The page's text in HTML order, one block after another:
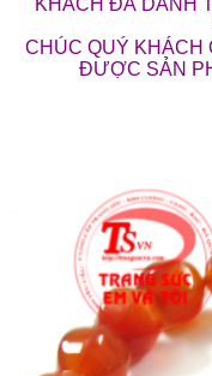
KHÁCH ĐÃ DÀNH
CHÚC QUÝ KHÁCH
ĐƯỢC SẢN